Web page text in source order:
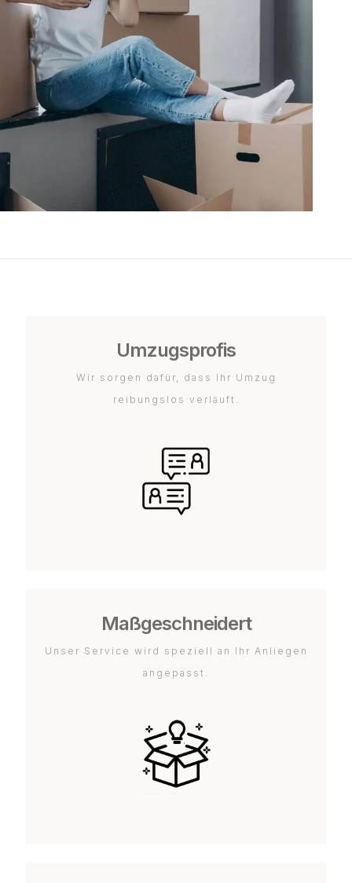
Umzugsprofis
Wir sorgen dafür, dass Ihr Umzug
reibungslos verläuft.
Maßgeschneidert
Unser Service wird speziell an Ihr Anliegen
angepasst.